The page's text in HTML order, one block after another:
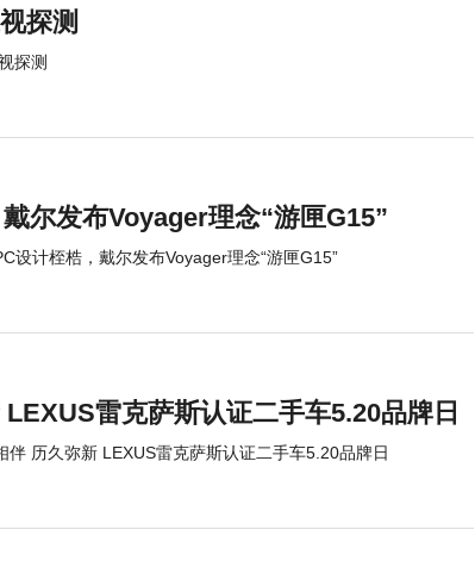
探测
探测
尔发布Voyager理念“游匣G15”
设计桎梏，戴尔发布Voyager理念“游匣G15”
雷克萨斯认证二手车5.20品牌日
伴 历久弥新 LEXUS雷克萨斯认证二手车5.20品牌日